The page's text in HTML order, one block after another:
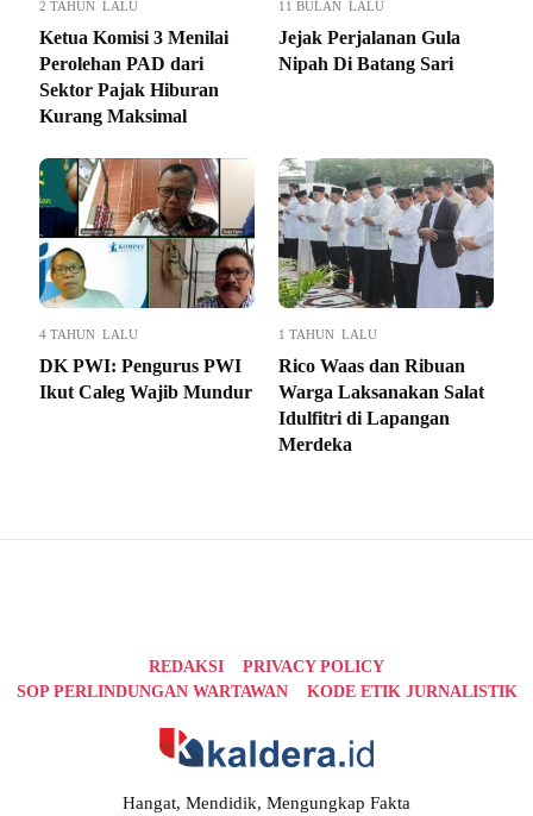
2 TAHUN LALU
Ketua Komisi 3 Menilai
Perolehan PAD dari
Sektor Pajak Hiburan
Kurang Maksimal
11 BULAN LALU
Jejak Perjalanan Gula
Nipah Di Batang Sari
4 TAHUN LALU
DK PWI: Pengurus PWI
Ikut Caleg Wajib Mundur
1 TAHUN LALU
Rico Waas dan Ribuan
Warga Laksanakan Salat
Idulfitri di Lapangan
Merdeka
REDAKSI
PRIVACY POLICY
SOP PERLINDUNGAN WARTAWAN
KODE ETIK JURNALISTIK
Hangat, Mendidik, Mengungkap Fakta